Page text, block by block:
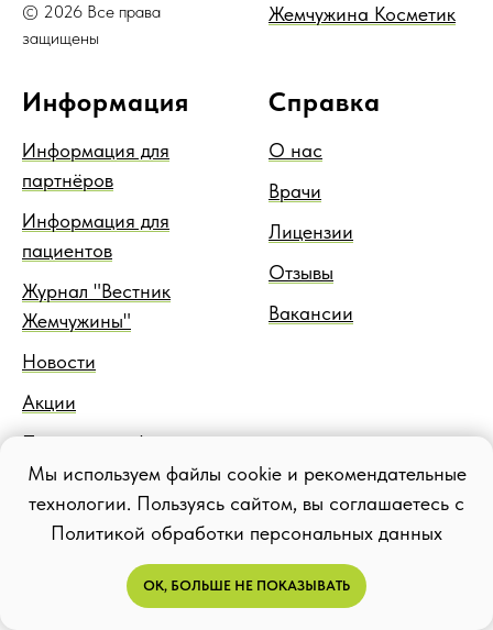
© 2026 Все права
защищены
Жемчужина Косметик
Информация
Информация для
партнёров
Информация для
пациентов
Журнал "Вестник
Жемчужины"
Новости
Акции
Правовая информация
Блог
Справка
О нас
Врачи
Лицензии
Отзывы
Вакансии
Мы используем файлы cookie и рекомендательные
технологии. Пользуясь сайтом, вы соглашаетесь с
Политикой обработки персональных данных
ОК, БОЛЬШЕ НЕ ПОКАЗЫВАТЬ